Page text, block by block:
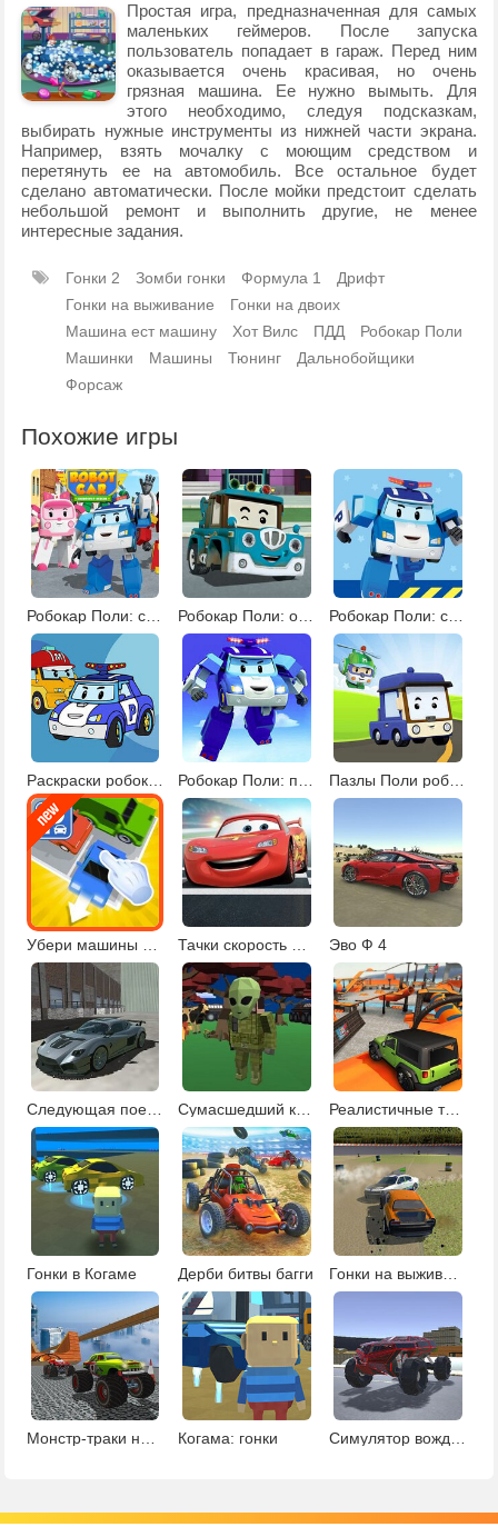
Простая игра, предназначенная для самых
маленьких геймеров. После запуска
пользователь попадает в гараж. Перед ним
оказывается очень красивая, но очень
грязная машина. Ее нужно вымыть. Для
этого необходимо, следуя подсказкам,
выбирать нужные инструменты из нижней части экрана.
Например, взять мочалку с моющим средством и
перетянуть ее на автомобиль. Все остальное будет
сделано автоматически. После мойки предстоит сделать
небольшой ремонт и выполнить другие, не менее
интересные задания.
Гонки 2 Зомби гонки Формула 1
Дрифт
Гонки на выживание
Гонки на двоих
Машина ест машину
Хот Вилс ПДД
Робокар Поли
Машинки
Машины Тюнинг
Дальнобойщики
Форсаж
Похожие игры
Робокар Поли: спасательные операции Робокар Поли: операции по спасению 3 Робокар Поли: спасательные операции 2
Раскраски робокар Поли Пазлы Поли робокар
Эво Ф 4
Следующая поездка Сумасшедший крафт Реалистичные трюки на машине
Гонки в Когаме Дерби битвы багги Гонки на выживание
Когама: гонки